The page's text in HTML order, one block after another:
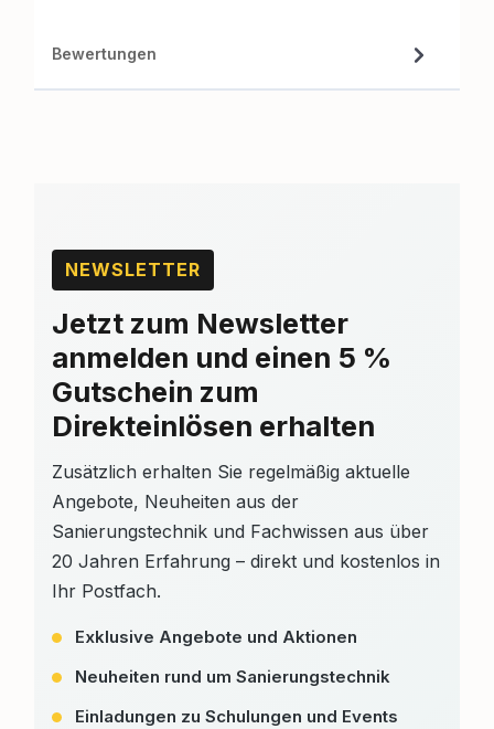
Bewertungen
NEWSLETTER
Jetzt zum Newsletter
anmelden und einen 5 %
Gutschein zum
Direkteinlösen erhalten
Zusätzlich erhalten Sie regelmäßig aktuelle
Angebote, Neuheiten aus der
Sanierungstechnik und Fachwissen aus über
20 Jahren Erfahrung – direkt und kostenlos in
Ihr Postfach.
Exklusive Angebote und Aktionen
Neuheiten rund um Sanierungstechnik
Einladungen zu Schulungen und Events